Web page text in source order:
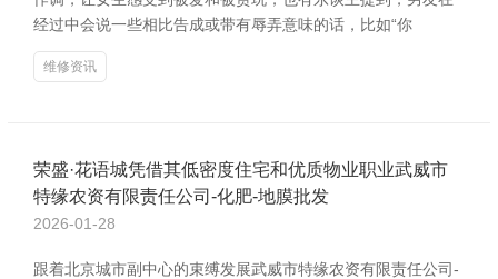
经过中会说一些相比告成或带有辱弄意味的话，比如“你
维修资讯
荣盛·花语城凭借其低密度住宅和优质物业职业武威市
特缘农资有限责任公司-化肥-地膜批发
2026-01-28
跟着北京城市副中心的束缚发展武威市特缘农资有限责任公司-